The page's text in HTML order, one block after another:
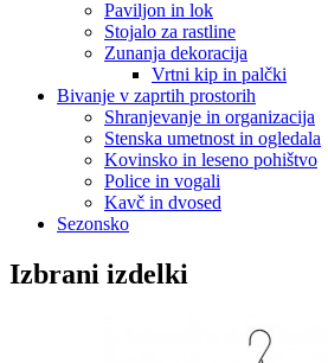
Paviljon in lok
Stojalo za rastline
Zunanja dekoracija
Vrtni kip in palčki
Bivanje v zaprtih prostorih
Shranjevanje in organizacija
Stenska umetnost in ogledala
Kovinsko in leseno pohištvo
Police in vogali
Kavč in dvosed
Sezonsko
Izbrani izdelki